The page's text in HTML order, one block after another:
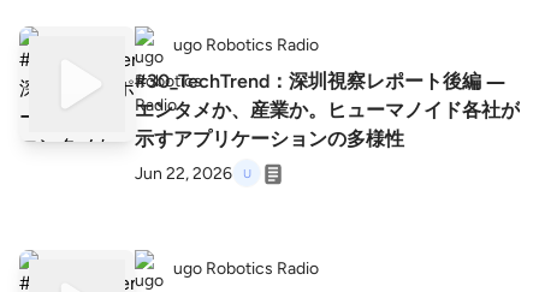
ugo Robotics Radio
#30_TechTrend：深圳視察レポート後編 ―
エンタメか、産業か。ヒューマノイド各社が
示すアプリケーションの多様性
Jun 22, 2026
ugo Robotics Radio